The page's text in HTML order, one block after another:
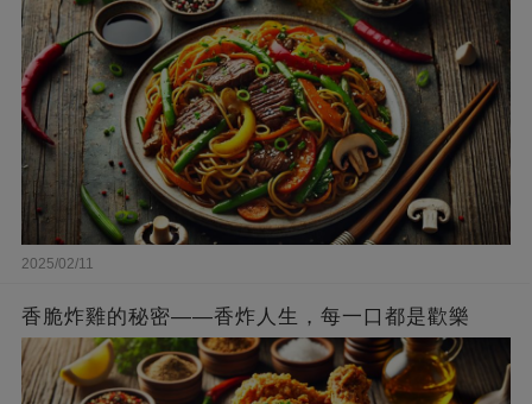
2025/02/11
香脆炸雞的秘密——香炸人生，每一口都是歡樂